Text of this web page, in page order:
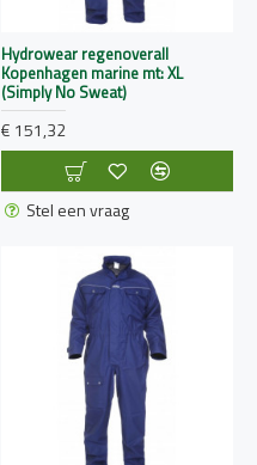
Hydrowear regenoverall
Kopenhagen marine mt: XL
(Simply No Sweat)
€ 151,32
Stel een vraag